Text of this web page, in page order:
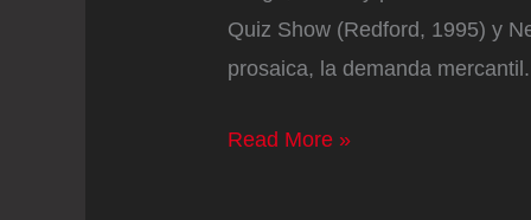
Quiz Show (Redford, 1995) y
prosaica, la demanda
Las
Read More »